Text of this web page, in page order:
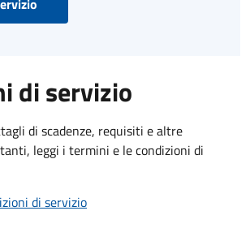
di servizio
di scadenze, requisiti e altre
leggi i termini e le condizioni di
di servizio